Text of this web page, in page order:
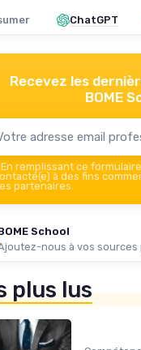
ChatGPT
Recevez les
BOME
En remplissant ce
à des fins
partenaires.
School
nous à vos
plus lus